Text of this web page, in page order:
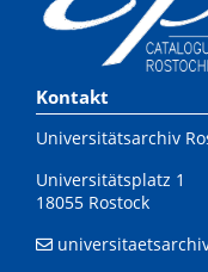
Kontakt
Universitätsarchiv
Universitätsplatz 1
18055 Rostock